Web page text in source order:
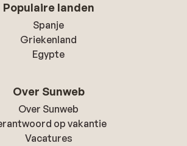
Populaire landen
Spanje
Griekenland
Egypte
Over Sunweb
Over Sunweb
op vakantie
Vacatures